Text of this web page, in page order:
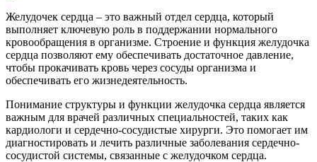
Желудочек сердца – это важный отдел сердца, который
выполняет ключевую роль в поддержании нормального
кровообращения в организме. Строение и функция желудочка
сердца позволяют ему обеспечивать достаточное давление,
чтобы прокачивать кровь через сосуды организма и
обеспечивать его жизнедеятельность.
Понимание структуры и функции желудочка сердца является
важным для врачей различных специальностей, таких как
кардиологи и сердечно-сосудистые хирурги. Это помогает им
диагностировать и лечить различные заболевания сердечно-
сосудистой системы, связанные с желудочком сердца.